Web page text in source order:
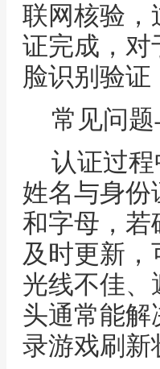
联网核验，
证完成，对
脸识别验
常见问
认证过
姓名与身份
和字母，若
及时更新
光线不佳、
头通常能解
录游戏刷新